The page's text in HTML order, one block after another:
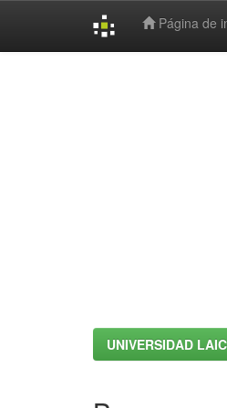
Página de
UNIVERSIDAD